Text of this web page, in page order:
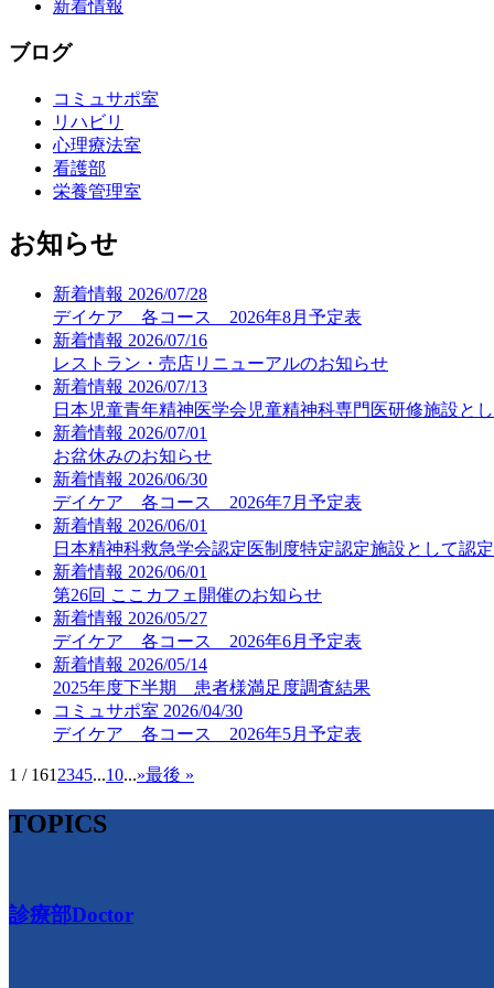
新着情報
ブログ
コミュサポ室
リハビリ
心理療法室
看護部
栄養管理室
お知らせ
新着情報 2026/07/28
デイケア 各コース 2026年8月予定表
新着情報 2026/07/16
レストラン・売店リニューアルのお知らせ
新着情報 2026/07/13
日本児童青年精神医学会児童精神科専門医研修施設と
新着情報 2026/07/01
お盆休みのお知らせ
新着情報 2026/06/30
デイケア 各コース 2026年7月予定表
新着情報 2026/06/01
日本精神科救急学会認定医制度特定認定施設として認
新着情報 2026/06/01
第26回 ここカフェ開催のお知らせ
新着情報 2026/05/27
デイケア 各コース 2026年6月予定表
新着情報 2026/05/14
2025年度下半期 患者様満足度調査結果
コミュサポ室 2026/04/30
デイケア 各コース 2026年5月予定表
1 / 161 2345...10...»最後 »
TOPICS
診療部Doctor